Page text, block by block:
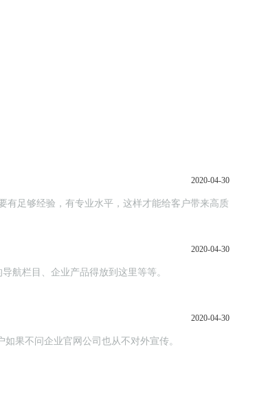
2020-04-30
有足够经验，有专业水平，这样才能给客户带来高质
2020-04-30
航栏目、企业产品得放到这里等等。
2020-04-30
果不问企业官网公司也从不对外宣传。